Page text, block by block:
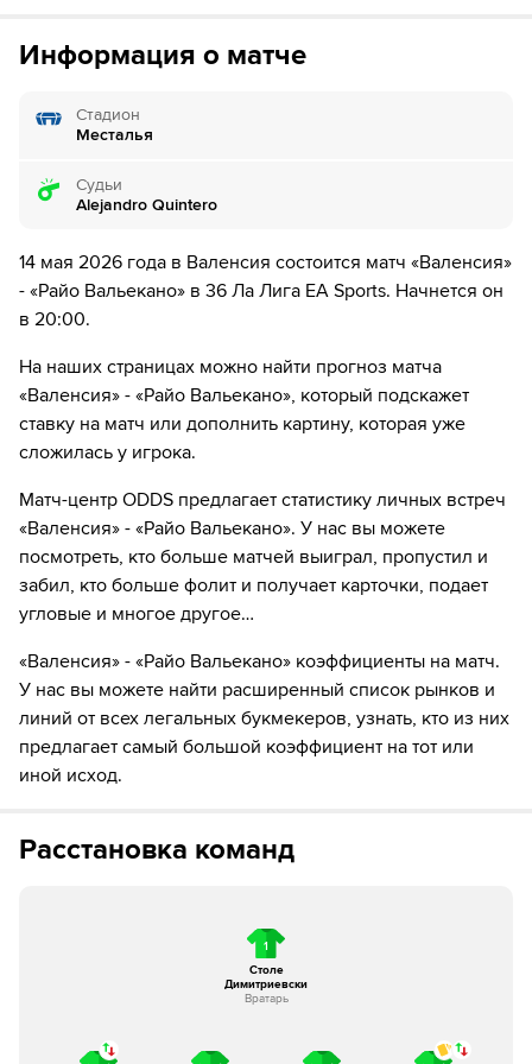
8´
ПРОВЕРКА ВАР ЗАКОНЧЕНА - После проверки VAR
пострадал
12´ Луис Риоха из команды Валенсия в офсайде
14´ Фран Перес из команды Райо Вальекано в офсайде
15´ Хавьер Герра нарушает правила. Педро Диас пострадал
15´ Хавьер Герра не смог попасть в створ ударом издали
16´ Удар от ворот произведет Райо Вальекано
16´ Валенсия совершает вбрасывание на половине поля
противника
17´
Валенсия совершает вбрасывание на половине поля
20´ Жерар Гумбау из команды Райо Вальекано подал
20´ГОЛ!
ГОООООЛ - Флориан Лежен Райо Вальекано
забивает ударом головой
Валенсия совершает вбрасывание на половине поля
Информация о матче
Стадион
Месталья
Судьи
Alejandro Quintero
14 мая 2026 года в Валенсия состоится матч «Валенсия»
- «Райо Вальекано» в 36 Ла Лига EA Sports. Начнется он
в 20:00.
На наших страницах можно найти прогноз матча
«Валенсия» - «Райо Вальекано», который подскажет
ставку на матч или дополнить картину, которая уже
сложилась у игрока.
Матч-центр ODDS предлагает статистику личных встреч
«Валенсия» - «Райо Вальекано». У нас вы можете
посмотреть, кто больше матчей выиграл, пропустил и
забил, кто больше фолит и получает карточки, подает
угловые и многое другое…
«Валенсия» - «Райо Вальекано» коэффициенты на матч.
У нас вы можете найти расширенный список рынков и
линий от всех легальных букмекеров, узнать, кто из них
предлагает самый большой коэффициент на тот или
иной исход.
Расстановка команд
1
Столе
Димитриевски
Вратарь